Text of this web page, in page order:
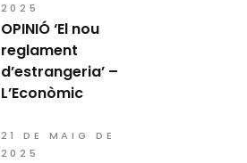
2025
OPINIÓ ‘El nou
reglament
d’estrangeria’ –
L’Econòmic
21 DE MAIG DE
2025